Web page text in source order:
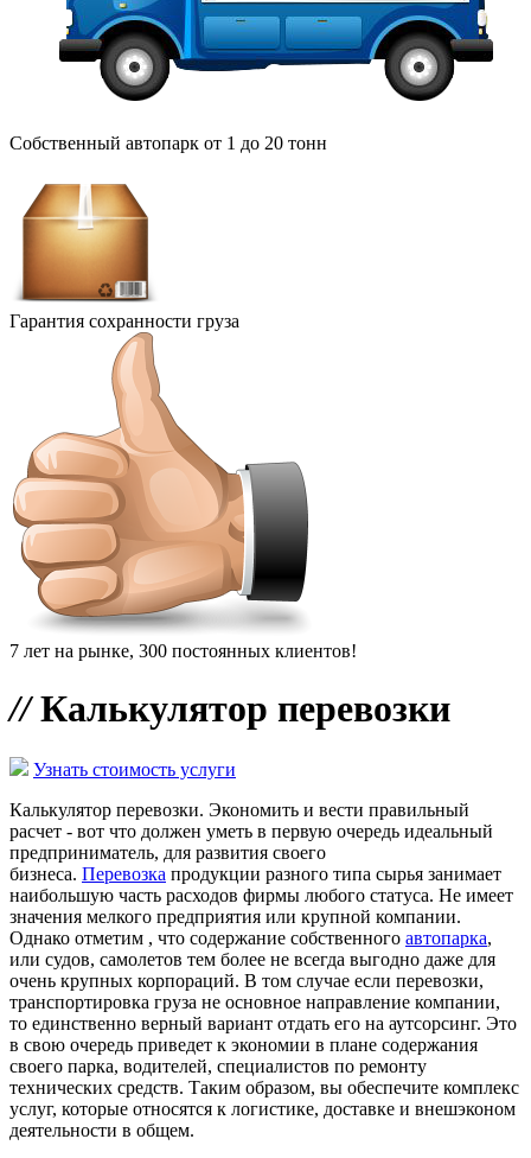
Собственный автопарк от 1 до 20 тонн
Гарантия сохранности груза
7 лет на рынке, 300 постоянных клиентов!
//Калькулятор перевозки
Узнать стоимость услуги
Калькулятор перевозки. Экономить и вести правильный
расчет - вот что должен уметь в первую очередь идеальный
предприниматель, для развития своего
бизнеса. Перевозка продукции разного типа сырья занимает
наибольшую часть расходов фирмы любого статуса. Не имеет
значения мелкого предприятия или крупной компании.
Однако отметим , что содержание собственного автопарка,
или судов, самолетов тем более не всегда выгодно даже для
очень крупных корпораций. В том случае если перевозки,
транспортировка груза не основное направление компании,
то единственно верный вариант отдать его на аутсорсинг. Это
в свою очередь приведет к экономии в плане содержания
своего парка, водителей, специалистов по ремонту
технических средств. Таким образом, вы обеспечите комплекс
услуг, которые относятся к логистике, доставке и внешэконом
деятельности в общем.